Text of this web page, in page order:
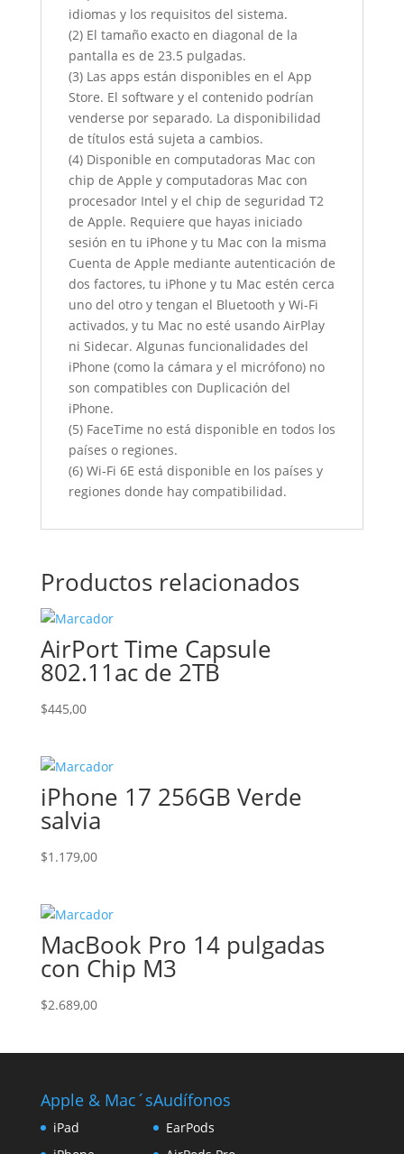
idiomas y los requisitos del sistema.
(2) El tamaño exacto en diagonal de la
pantalla es de 23.5 pulgadas.
(3) Las apps están disponibles en el App
Store. El software y el contenido podrían
venderse por separado. La disponibilidad
de títulos está sujeta a cambios.
(4) Disponible en computadoras Mac con
chip de Apple y computadoras Mac con
procesador Intel y el chip de seguridad T2
de Apple. Requiere que hayas iniciado
sesión en tu iPhone y tu Mac con la misma
Cuenta de Apple mediante autenticación de
dos factores, tu iPhone y tu Mac estén cerca
uno del otro y tengan el Bluetooth y Wi-Fi
activados, y tu Mac no esté usando AirPlay
ni Sidecar. Algunas funcionalidades del
iPhone (como la cámara y el micrófono) no
son compatibles con Duplicación del
iPhone.
(5) FaceTime no está disponible en todos los
países o regiones.
(6) Wi‐Fi 6E está disponible en los países y
regiones donde hay compatibilidad.
Productos relacionados
AirPort Time Capsule
802.11ac de 2TB
$445,00
iPhone 17 256GB Verde
salvia
$1.179,00
MacBook Pro 14 pulgadas
con Chip M3
$2.689,00
Apple & Mac´s
iPad
Audífonos
EarPods